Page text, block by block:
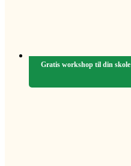
Gratis workshop til din skole